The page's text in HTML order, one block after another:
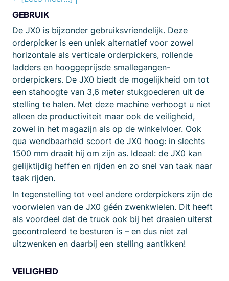
GEBRUIK
De JX0 is bijzonder gebruiksvriendelijk. Deze
orderpicker is een uniek alternatief voor zowel
horizontale als verticale orderpickers, rollende
ladders en hooggeprijsde smallegangen-
orderpickers. De JX0 biedt de mogelijkheid om tot
een stahoogte van 3,6 meter stukgoederen uit de
stelling te halen. Met deze machine verhoogt u niet
alleen de productiviteit maar ook de veiligheid,
zowel in het magazijn als op de winkelvloer. Ook
qua wendbaarheid scoort de JX0 hoog: in slechts
1500 mm draait hij om zijn as. Ideaal: de JX0 kan
gelijktijdig heffen en rijden en zo snel van taak naar
taak rijden.
In tegenstelling tot veel andere orderpickers zijn de
voorwielen van de JX0 géén zwenkwielen. Dit heeft
als voordeel dat de truck ook bij het draaien uiterst
gecontroleerd te besturen is – en dus niet zal
uitzwenken en daarbij een stelling aantikken!
VEILIGHEID